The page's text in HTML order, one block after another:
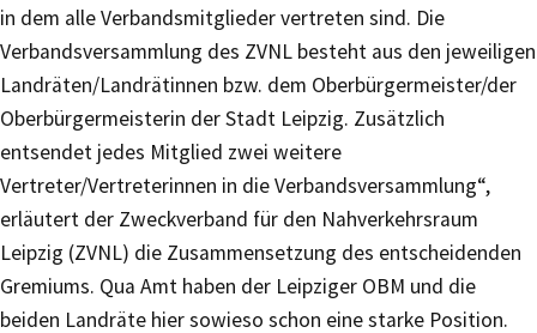
in dem alle Verbandsmitglieder vertreten sind. Die
Verbandsversammlung des ZVNL besteht aus den jeweiligen
Landräten/Landrätinnen bzw. dem Oberbürgermeister/der
Oberbürgermeisterin der Stadt Leipzig. Zusätzlich
entsendet jedes Mitglied zwei weitere
Vertreter/Vertreterinnen in die Verbandsversammlung“,
erläutert der Zweckverband für den Nahverkehrsraum
Leipzig (ZVNL) die Zusammensetzung des entscheidenden
Gremiums. Qua Amt haben der Leipziger OBM und die
beiden Landräte hier sowieso schon eine starke Position.